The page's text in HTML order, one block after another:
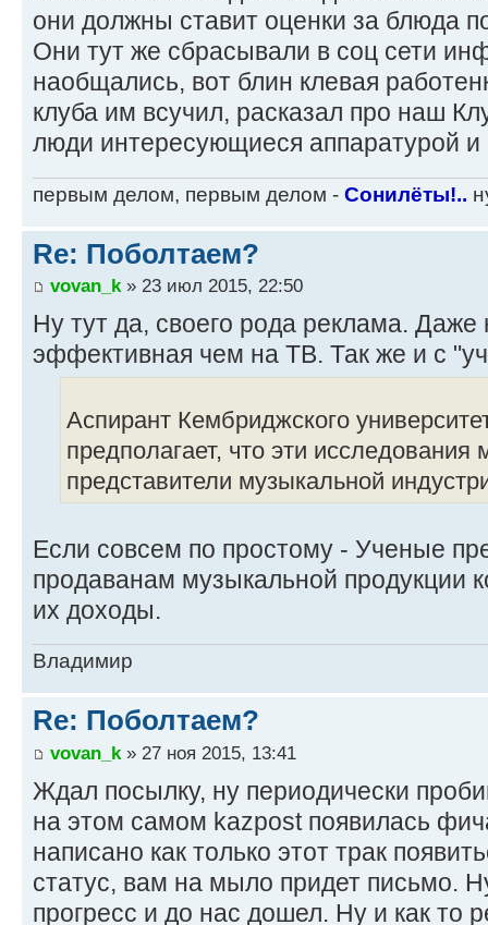
они должны ставит оценки за блюда
Они тут же сбрасывали в соц сети
наобщались, вот блин клевая
клуба им всучил, расказал про наш
люди интересующиеся аппаратурой и
первым делом, первым делом - Сонилёты!..
Re: Поболтаем?
vovan_k» 23 июл 2015, 22:50
Ну тут да, своего рода реклама. Даже
эффективная чем на ТВ. Так же и с
Аспирант Кембриджского
предполагает, что эти исследования
представители музыкальной
Если совсем по простому - Ученые
продаванам музыкальной продукции
их доходы.
Владимир
Re: Поболтаем?
vovan_k » 27 ноя 2015, 13:41
Ждал посылку, ну периодически
на этом самом kazpost появилась
написано как только этот трак
статус, вам на мыло придет письмо.
прогресс и до нас дошел. Ну и как то